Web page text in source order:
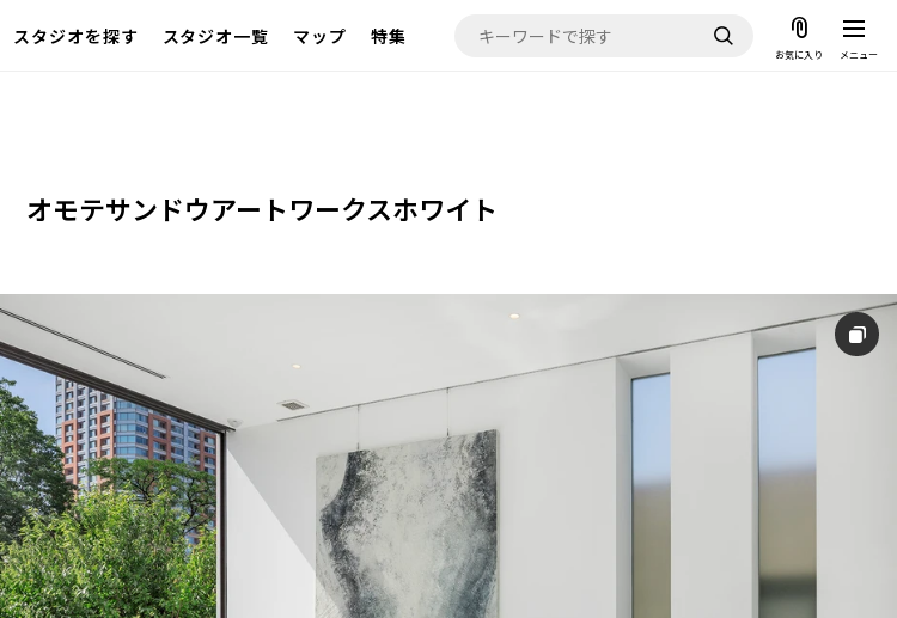
スタジオを探す
LOCATION
カフェやオフィスなどロケシーンも
すべての選択肢からスタジオを探す
スタジオ一覧 マップ 特集
お気に入り メニュー
オモテサンドウアートワークスホワイト